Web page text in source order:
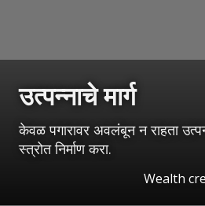
उत्पन्नाचे मार्ग
केवळ पगारावर अवलंबून न राहता
स्त्रोत निर्माण करा.
Wealth